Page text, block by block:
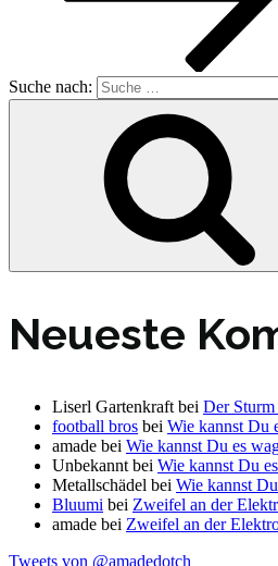
Suche nach:
Neueste
Liserl Gartenkraft bei Der
football bros bei Wie kannst Du
amade bei Wie kannst Du es
Unbekannt bei Wie kannst Du
Metallschädel bei Wie kannst
Bluumi bei Zweifel an der
amade bei Zweifel an der
Tweets von @amadedotch